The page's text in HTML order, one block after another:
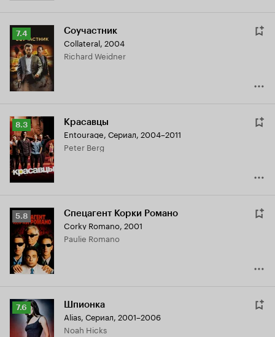
Рейтинг
Кинопоиска
7.4
7.4 Соучастник
Collateral, 2004
Richard Weidner
Рейтинг
Кинопоиска
8.3
8.3 Красавцы
Entourage, Сериал, 2004–2011
Peter Berg
Рейтинг
Кинопоиска
5.8
5.8 Спецагент Корки Романо
Corky Romano, 2001
Paulie Romano
Рейтинг
Кинопоиска
7.6
7.6 Шпионка
Alias, Сериал, 2001–2006
Noah Hicks